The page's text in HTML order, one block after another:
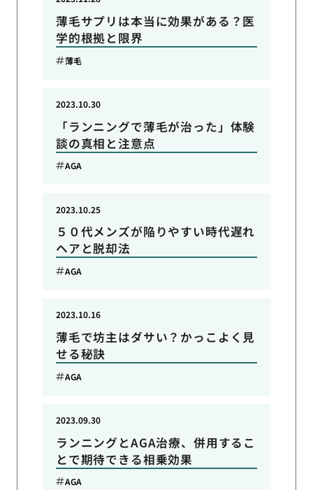
薄毛サプリは本当に効果がある？医
学的根拠と限界
薄毛
「ランニングで薄毛が治った」体験
談の真相と注意点
2023.10.30
AGA
５０代メンズが陥りやすい時代遅れ
ヘアと脱却法
2023.10.25
AGA
薄毛で坊主はダサい？かっこよく見
せる秘訣
2023.10.16
AGA
ランニングとAGA治療、併用するこ
とで期待できる相乗効果
2023.09.30
AGA